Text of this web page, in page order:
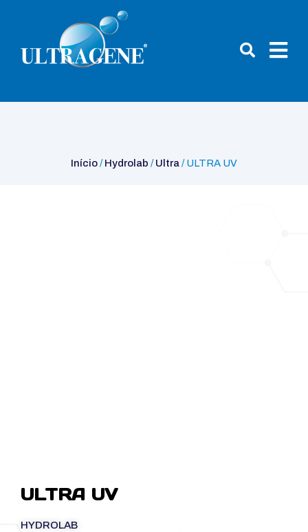
Início/Hydrolab /Ultra/ ULTRA UV
ULTRA UV
HYDROLAB